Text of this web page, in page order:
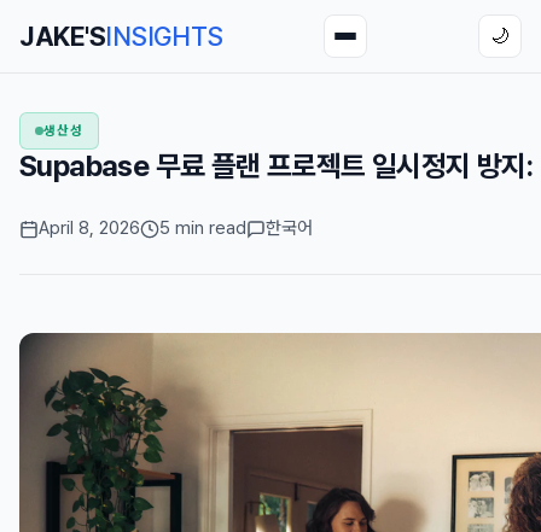
JAKE'SINSIGHTS 🌙
생산성
Supabase 무료 플랜 프로젝트 일시정지 방
April 8, 2026 5 min read 한국어